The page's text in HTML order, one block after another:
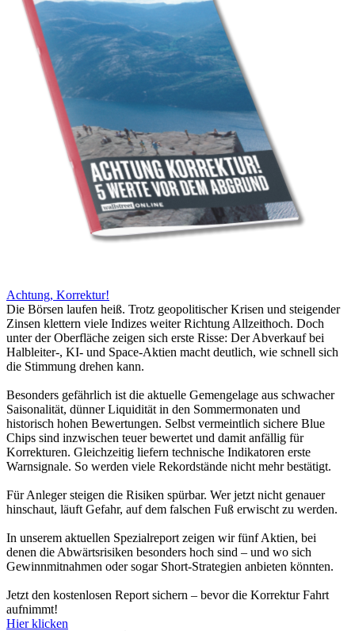
Achtung, Korrektur!
Die Börsen laufen heiß. Trotz geopolitischer Krisen und steigender
Zinsen klettern viele Indizes weiter Richtung Allzeithoch. Doch
unter der Oberfläche zeigen sich erste Risse: Der Abverkauf bei
Halbleiter-, KI- und Space-Aktien macht deutlich, wie schnell sich
die Stimmung drehen kann.
Besonders gefährlich ist die aktuelle Gemengelage aus schwacher
Saisonalität, dünner Liquidität in den Sommermonaten und
historisch hohen Bewertungen. Selbst vermeintlich sichere Blue
Chips sind inzwischen teuer bewertet und damit anfällig für
Korrekturen. Gleichzeitig liefern technische Indikatoren erste
Warnsignale. So werden viele Rekordstände nicht mehr bestätigt.
Für Anleger steigen die Risiken spürbar. Wer jetzt nicht genauer
hinschaut, läuft Gefahr, auf dem falschen Fuß erwischt zu werden.
In unserem aktuellen Spezialreport zeigen wir fünf Aktien, bei
denen die Abwärtsrisiken besonders hoch sind – und wo sich
Gewinnmitnahmen oder sogar Short-Strategien anbieten könnten.
Jetzt den kostenlosen Report sichern – bevor die Korrektur Fahrt
aufnimmt!
Hier klicken